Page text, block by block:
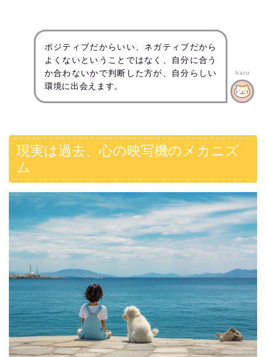
ポジティブだからいい、ネガティブだから
よくないということではなく、自分に合う
か合わないかで判断した方が、自分らしい
環境に出会えます。
haru
現実は過去、心の映写機のメカニズ
ム